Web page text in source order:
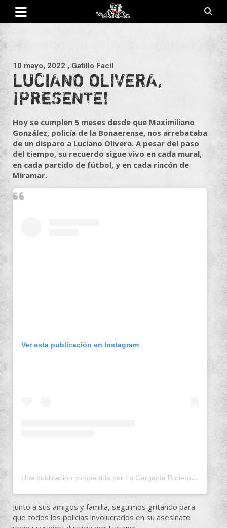
Saltar
contenido
10 mayo, 2022 , Gatillo Facil
LUCIANO OLIVERA,
¡PRESENTE!
Hoy se cumplen 5 meses desde que Maximiliano
González, policía de la Bonaerense, nos arrebataba
de un disparo a Luciano Olivera. A pesar del paso
del tiempo, su recuerdo sigue vivo en cada mural,
en cada partido de fútbol, y en cada rincón de
Miramar.
Ver esta publicación en Instagram
Una publicación compartida por La Garganta Poderosa (@lagargantapoderosa)
Junto a sus amigos y familia, seguimos gritando para
que todos los policías involucrados en su asesinato